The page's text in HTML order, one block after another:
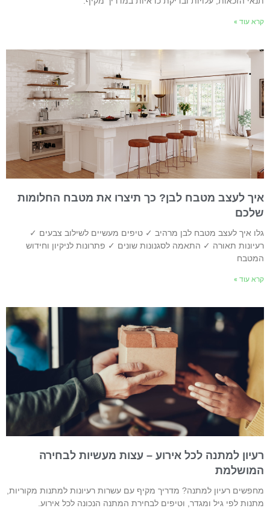
עוד »
לעצב מטבח לבן? כך תיצרו את מטבח החלומות
איך לעצב מטבח לבן מרהיב ✓ טיפים מעשיים לשילוב צבעים ✓
תאורה ✓ התאמה לסגנונות שונים ✓ פתרונות לניקיון וחידוש
עוד »
למתנה לכל אירוע – עצות מעשיות לבחירה
רעיון למתנה? מדריך מקיף עם עשרות רעיונות למתנות מקוריות,
לפי גיל ומגדר, וטיפים לבחירת המתנה הנכונה לכל אירוע.